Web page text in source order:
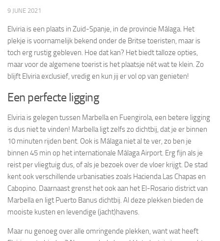
9 JUNE 2021
Elviria is een plaats in Zuid-Spanje, in de provincie Málaga. Het
plekje is voornamelijk bekend onder de Britse toeristen, maar is
toch erg rustig gebleven. Hoe dat kan? Het biedt talloze opties,
maar voor de algemene toerist is het plaatsje nét wat te klein. Zo
blijft Elviria exclusief, vredig en kun jij er vol op van genieten!
Een perfecte ligging
Elviria is gelegen tussen Marbella en Fuengirola, een betere ligging
is dus niet te vinden! Marbella ligt zelfs zo dichtbij, dat je er binnen
10 minuten rijden bent. Ook is Málaga niet al te ver, zo ben je
binnen 45 min op het internationale Málaga Airport. Erg fijn als je
reist per vliegtuig dus, of als je bezoek over de vloer krijgt. De stad
kent ook verschillende urbanisaties zoals Hacienda Las Chapas en
Cabopino. Daarnaast grenst het ook aan het El-Rosario district van
Marbella en ligt Puerto Banus dichtbij. Al deze plekken bieden de
mooiste kusten en levendige (jacht)havens.
Maar nu genoeg over alle omringende plekken, want wat heeft